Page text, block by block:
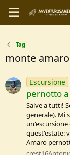
Tag
monte amaro
Escursione
pernotto
Salve a tutti!
generale). Mi
quest'estate:
Amaro